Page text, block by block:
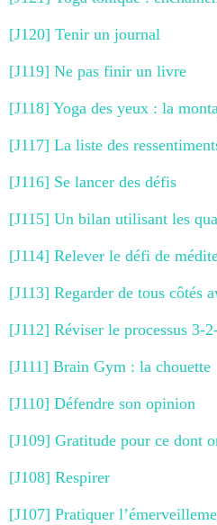
[J120] Tenir un journal
[J119] Ne pas finir un livre
[J118] Yoga des yeux : la
[J117] La liste des
[J116] Se lancer des défis
[J115] Un bilan utilisant les
[J114] Relever le défi de
[J113] Regarder de tous côtés
[J112] Réviser le processus 3-
[J111] Brain Gym : la chouette
[J110] Défendre son opinion
[J109] Gratitude pour ce dont
[J108] Respirer
[J107] Pratiquer